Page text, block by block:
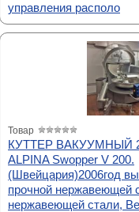
управления располо
Товар
КУТТЕР ВАКУУМНЫЙ
ALPINA Swopper V 200.
(Швейцария)2006год
прочной нержавеющей
нержавеющей стали,